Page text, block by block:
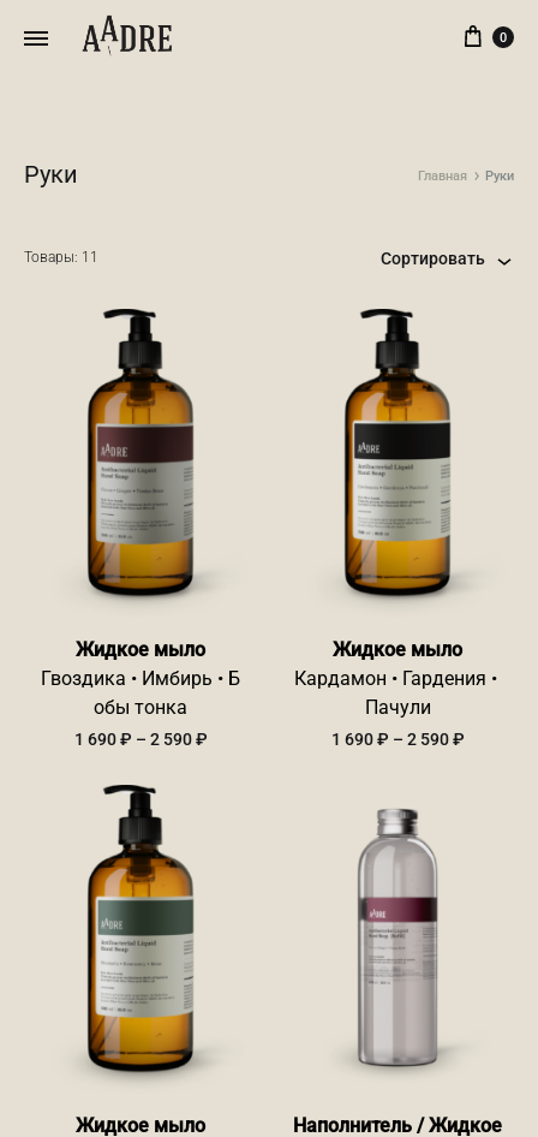
0
Руки Главная Руки
Товары: 11 Сортировать
Жидкое мыло
Гвоздика • Имбирь • Б
обы тонка
1 690₽ – 2 590₽Диапазон
Жидкое мыло
Кардамон • Гардения •
Пачули
1 690₽ – 2 590₽
Жидкое мыло
Наполнитель / Жидкое